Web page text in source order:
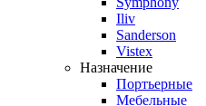
Iliv
Sanderson
Vistex
Назначение
Портьерные
Мебельные